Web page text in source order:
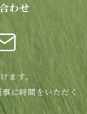
わせ
ます。
に時間をいただく